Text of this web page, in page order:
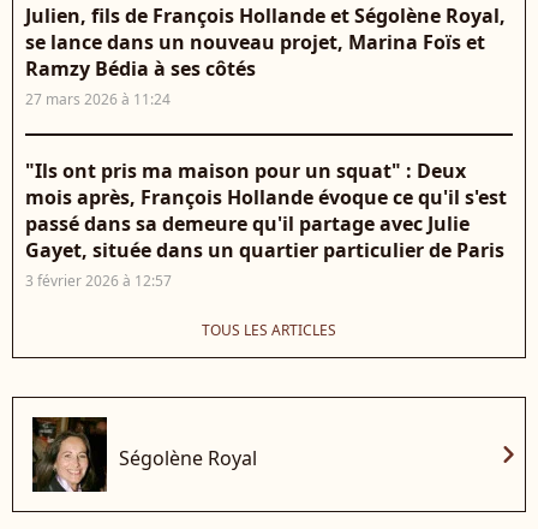
Julien, fils de François Hollande et Ségolène Royal,
se lance dans un nouveau projet, Marina Foïs et
Ramzy Bédia à ses côtés
27 mars 2026 à 11:24
"Ils ont pris ma maison pour un squat" : Deux
mois après, François Hollande évoque ce qu'il s'est
passé dans sa demeure qu'il partage avec Julie
Gayet, située dans un quartier particulier de Paris
3 février 2026 à 12:57
TOUS LES ARTICLES
Ségolène Royal chevron_right